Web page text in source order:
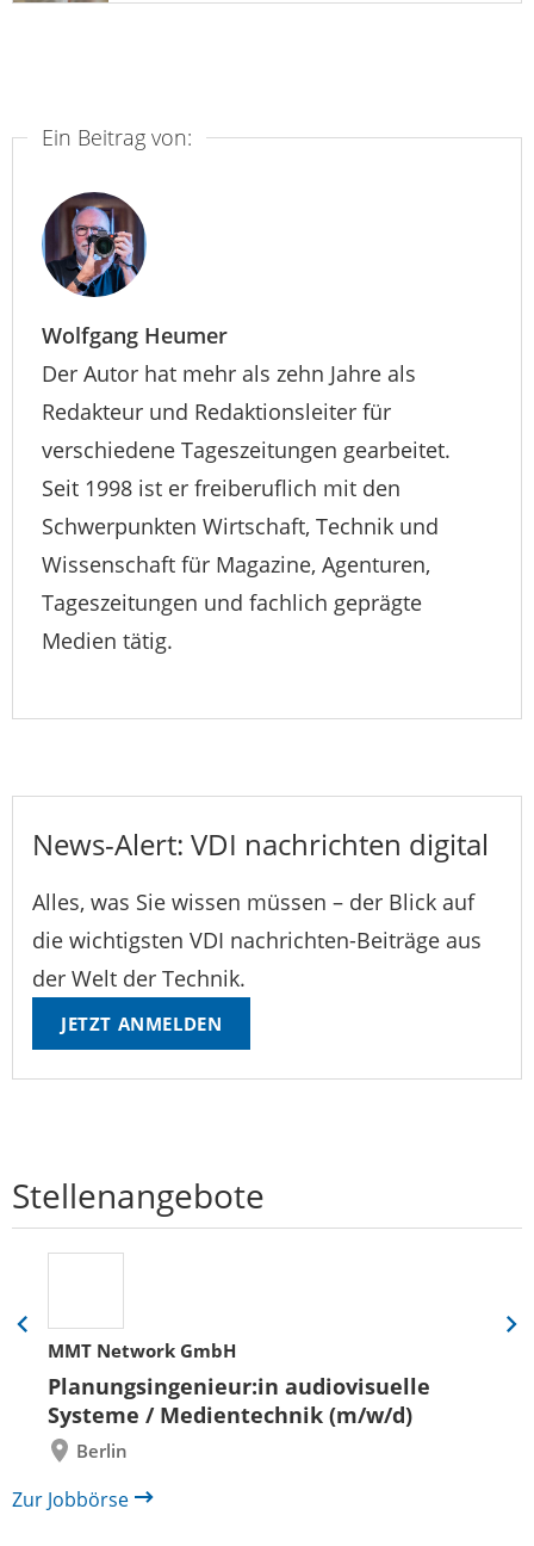
Ein Beitrag von:
Wolfgang Heumer
Der Autor hat mehr als zehn Jahre als
Redakteur und Redaktionsleiter für
verschiedene Tageszeitungen gearbeitet.
Seit 1998 ist er freiberuflich mit den
Schwerpunkten Wirtschaft, Technik und
Wissenschaft für Magazine, Agenturen,
Tageszeitungen und fachlich geprägte
Medien tätig.
News-Alert: VDI nachrichten digital
Alles, was Sie wissen müssen – der Blick auf
die wichtigsten VDI nachrichten-Beiträge aus
der Welt der Technik.
JETZT ANMELDEN
Stellenangebote
MMT Network GmbH
Planungsingenieur:in audiovisuelle
Systeme / Medientechnik (m/w/d)
Berlin
Eine
Folie
zurück
Eine
Zur Jobbörse